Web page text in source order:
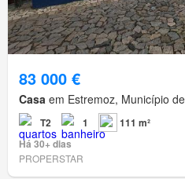
83 000 €
Casa em Estremoz, Município
T2 1
111 m²
Há 30+ dias
PROPERSTAR